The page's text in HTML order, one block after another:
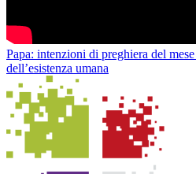
Papa: intenzioni di preghiera del
dell’esistenza umana